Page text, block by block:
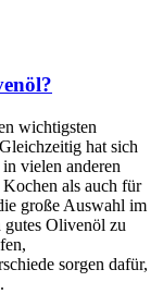
wichtigsten
hat sich
vielen anderen
als auch für
große Auswahl im
Olivenöl zu
sorgen dafür,